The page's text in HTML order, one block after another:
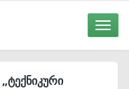
Toggle